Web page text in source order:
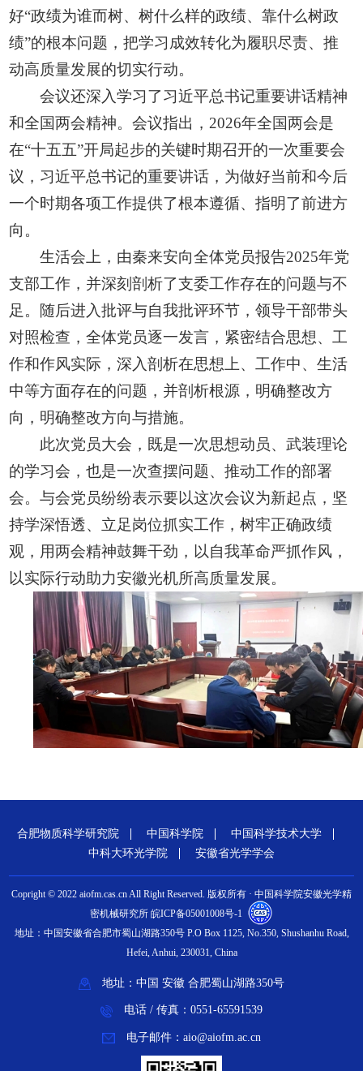
好“政绩为谁而树、树什么样的政绩、靠什么树政
绩”的根本问题，把学习成效转化为履职尽责、推
动高质量发展的切实行动。
会议还深入学习了习近平总书记重要讲话精神
和全国两会精神。会议指出，2026年全国两会是
在“十五五”开局起步的关键时期召开的一次重要会
议，习近平总书记的重要讲话，为做好当前和今后
一个时期各项工作提供了根本遵循、指明了前进方
向。
生活会上，由秦来安向全体党员报告2025年党
支部工作，并深刻剖析了支委工作存在的问题与不
足。随后进入批评与自我批评环节，领导干部带头
对照检查，全体党员逐一发言，紧密结合思想、工
作和作风实际，深入剖析在思想上、工作中、生活
中等方面存在的问题，并剖析根源，明确整改方
向，明确整改方向与措施。
此次党员大会，既是一次思想动员、武装理论
的学习会，也是一次查摆问题、推动工作的部署
会。与会党员纷纷表示要以这次会议为新起点，坚
持学深悟透、立足岗位抓实工作，树牢正确政绩
观，用两会精神鼓舞干劲，以自我革命严抓作风，
以实际行动助力安徽光机所高质量发展。
合肥物质科学研究院 中国科学院
中国科学技术大学
中科大环光学院
安徽省光学学会
Copright © 2022 aiofm.cas.cn All Right Reserved. 版权所有 · 中国科学院安徽光学精
密机械研究所 皖ICP备05001008号-1
地址：中国安徽省合肥市蜀山湖路350号 P.O Box 1125, No.350, Shushanhu Road,
Hefei, Anhui, 230031, China
地址：中国 安徽 合肥蜀山湖路350号
电话 / 传真：0551-65591539
电子邮件：aio@aiofm.ac.cn